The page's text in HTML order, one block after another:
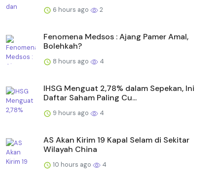
6 hours ago 2
Fenomena Medsos : Ajang Pamer Amal,
Bolehkah?
8 hours ago 4
IHSG Menguat 2,78% dalam Sepekan, Ini
Daftar Saham Paling Cu...
9 hours ago 4
AS Akan Kirim 19 Kapal Selam di Sekitar
Wilayah China
10 hours ago 4